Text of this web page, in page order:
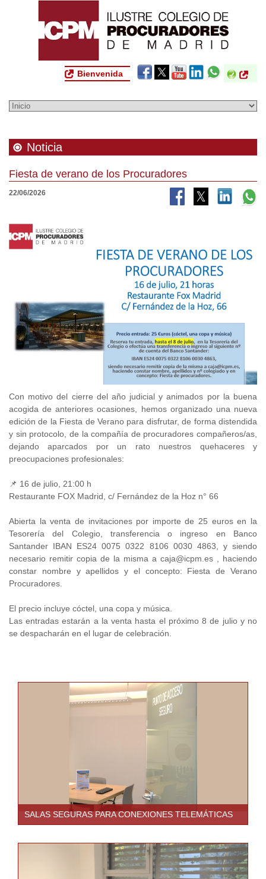
Bienvenida
Noticia
Fiesta de verano de los Procuradores
22/06/2026
Con motivo del cierre del año judicial y animados por la buena
acogida de anteriores ocasiones, hemos organizado una nueva
edición de la Fiesta de Verano para disfrutar, de forma distendida
y sin protocolo, de la compañía de procuradores compañeros/as,
dejando aparcados por un rato nuestros quehaceres y
preocupaciones profesionales:
📌 16 de julio, 21:00 h
Restaurante FOX Madrid, c/ Fernández de la Hoz n° 66
Abierta la venta de invitaciones por importe de 25 euros en la
Tesorería del Colegio, transferencia o ingreso en Banco
Santander IBAN ES24 0075 0322 8106 0030 4863, y siendo
necesario remitir copia de la misma a caja@icpm.es , haciendo
constar nombre y apellidos y el concepto: Fiesta de Verano
Procuradores.
El precio incluye cóctel, una copa y música.
Las entradas estarán a la venta hasta el próximo 8 de julio y no
se despacharán en el lugar de celebración.
SALAS SEGURAS PARA CONEXIONES TELEMÁTICAS